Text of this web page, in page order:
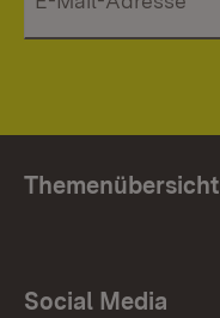
Themenübersicht
Social Media